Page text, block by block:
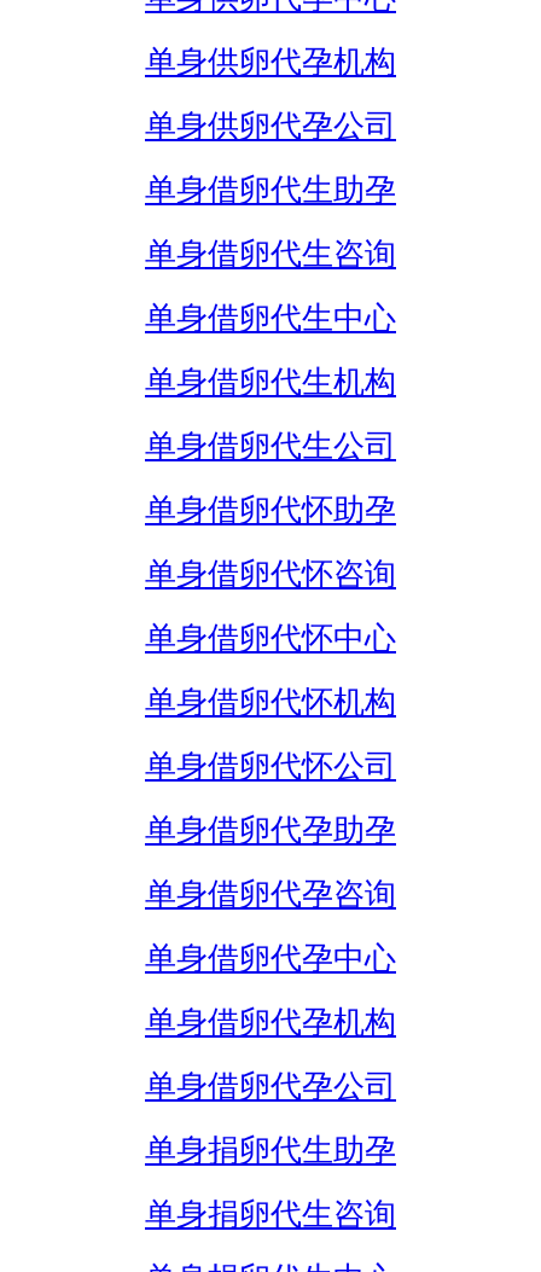
单身供卵代孕机构
单身供卵代孕公司
单身借卵代生助孕
单身借卵代生咨询
单身借卵代生中心
单身借卵代生机构
单身借卵代生公司
单身借卵代怀助孕
单身借卵代怀咨询
单身借卵代怀中心
单身借卵代怀机构
单身借卵代怀公司
单身借卵代孕助孕
单身借卵代孕咨询
单身借卵代孕中心
单身借卵代孕机构
单身借卵代孕公司
单身捐卵代生助孕
单身捐卵代生咨询